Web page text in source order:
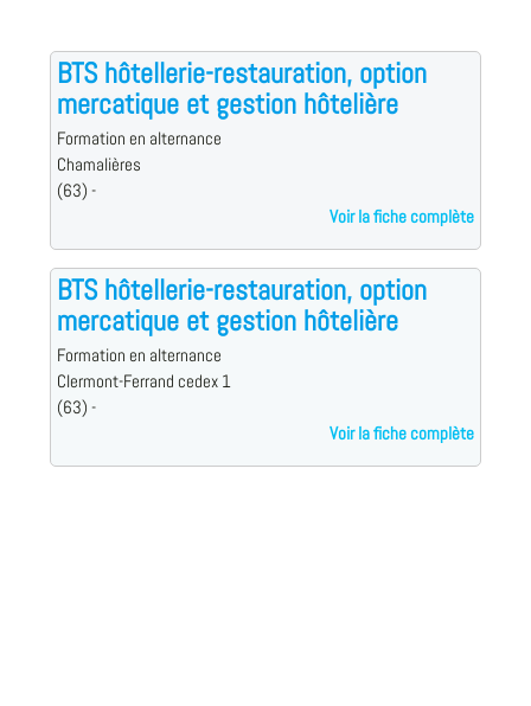
BTS hôtellerie-restauration, option
mercatique et gestion hôtelière
Formation en alternance
Chamalières
(63) -
Voir la fiche complète
BTS hôtellerie-restauration, option
mercatique et gestion hôtelière
Formation en alternance
Clermont-Ferrand cedex 1
(63) -
Voir la fiche complète